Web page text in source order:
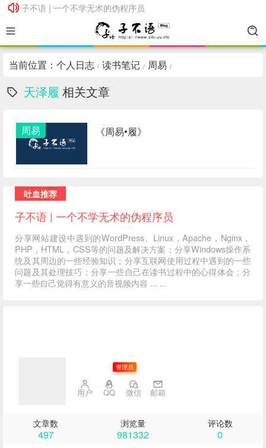
子不语 | 一个不学无术的伪程序员
子不语 | 一个不学无术的伪程序员
当前位置： 个人日志 / 读书笔记 / 周易 /
天泽履 相关文章
周易 《周易•履》
吐血推荐
子不语 | 一个不学无术的伪程序员
分享网站建设中遇到的WordPress、Linux，Apache，Nginx，
PHP，HTML，CSS等的问题及解决方案；分享Windows操作系
统及其周边的一些经验知识；分享互联网使用过程中遇到的一些
问题及其处理技巧；分享一些自己在读书过程中的心得体会；分
享一些自己觉得有意义的音视频内容 ... ...
管理员
用户 QQ 微信 邮箱
文章数
497
浏览量
981332
评论数
0